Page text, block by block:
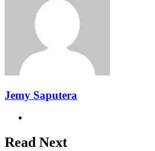
Jemy Saputera
Read Next